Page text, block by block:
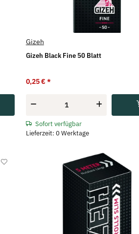
Gizeh
Gizeh Black Fine 50 Blatt
0,25 € *
Sofort verfügbar
Lieferzeit: 0 Werktage